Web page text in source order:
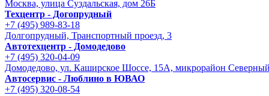
Москва, улица Суздальская, дом 26Б
Техцентр - Догопрудный
+7 (495) 989-83-18
Долгопрудный, Транспортный проезд, 3
Автотехцентр - Домодедово
+7 (495) 320-04-09
Домодедово, ул. Каширское Шоссе, 15А, микрорайон
Автосервис - Люблино в ЮВАО
+7 (495) 320-08-54